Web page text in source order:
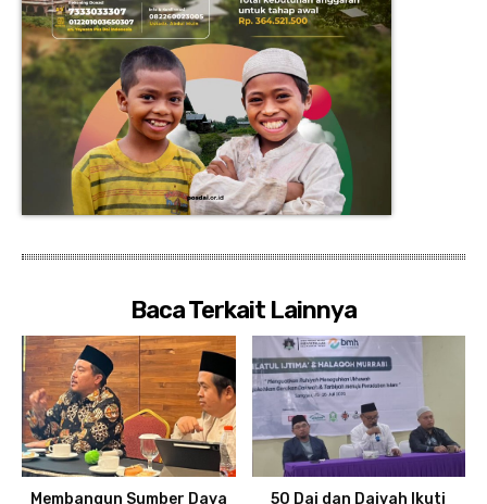
Baca Terkait Lainnya
Membangun Sumber Daya
50 Dai dan Daiyah Ikuti